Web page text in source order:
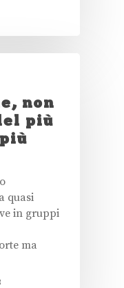
non
più
quasi
in gruppi
ma